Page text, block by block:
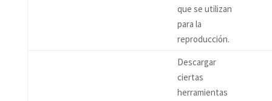
que se utilizan
para la
reproducción.
Descargar
ciertas
herramientas